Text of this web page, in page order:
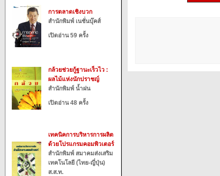
การตลาดเชิงบวก
สำนักพิมพ์ เนชั่นบุ๊คส์
เปิดอ่าน 59 ครั้ง
กล้วยช่วยกู้ฐานะเร็วไว :
ผลไม้แห่งนักปราชญ์
สำนักพิมพ์ น้ำฝน
เปิดอ่าน 48 ครั้ง
เทคนิคการบริหารการผลิต
ด้วยโปรแกรมคอมพิวเตอร์
สำนักพิมพ์ สมาคมส่งเสริม
เทคโนโลยี (ไทย-ญี่ปุ่น)
ส.ส.ท.